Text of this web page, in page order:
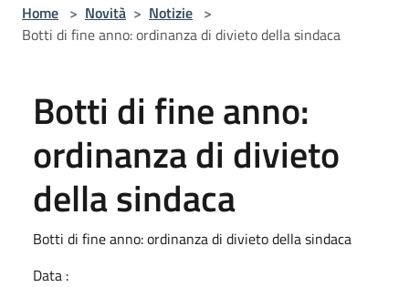
Home > Novità > Notizie >
Botti di fine anno: ordinanza di divieto della sindaca
Botti di fine anno:
ordinanza di divieto
della sindaca
Botti di fine anno: ordinanza di divieto della sindaca
Data :